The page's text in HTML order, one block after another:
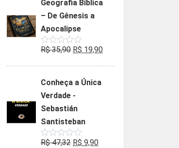
Geografia Bíblica
– De Gênesis a
Apocalipse
Avaliação
de
R$35,90 O
era:
R$ 19,90O
Conheça a Única
Verdade -
Sebastián
Santisteban
Avaliação
R$47,32 O
R$ 9,90O